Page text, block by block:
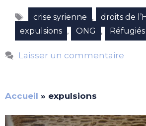
Étiquettes
crise syrienne , droits de
expulsions , ONG , Réfugiés
Laisser un commentaire
Accueil » expulsions